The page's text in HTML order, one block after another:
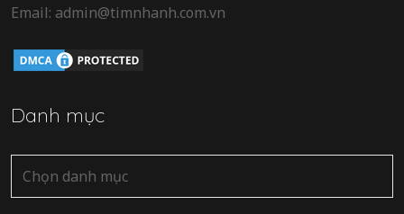
Email: admin@timnhanh.com.vn
Danh mục
Danh
mục